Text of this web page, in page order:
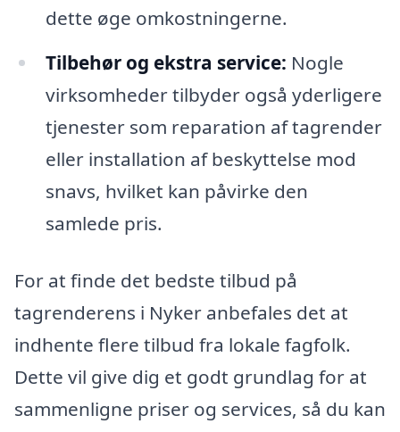
dette øge omkostningerne.
Tilbehør og ekstra service: Nogle
virksomheder tilbyder også yderligere
tjenester som reparation af tagrender
eller installation af beskyttelse mod
snavs, hvilket kan påvirke den
samlede pris.
For at finde det bedste tilbud på
tagrenderens i Nyker anbefales det at
indhente flere tilbud fra lokale fagfolk.
Dette vil give dig et godt grundlag for at
sammenligne priser og services, så du kan